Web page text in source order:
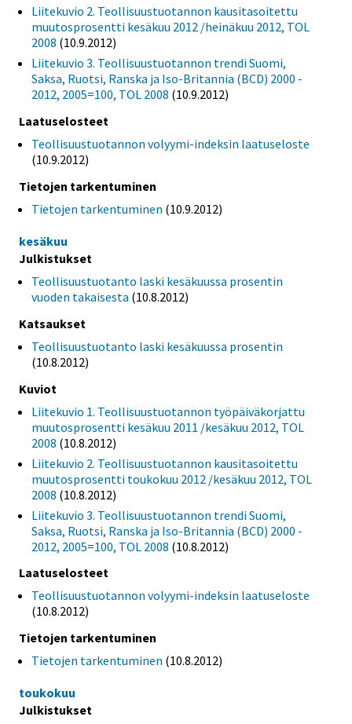
Liitekuvio 2. Teollisuustuotannon kausitasoitettu
muutosprosentti kesäkuu 2012 /heinäkuu 2012, TOL
2008 (10.9.2012)
Liitekuvio 3. Teollisuustuotannon trendi Suomi,
Saksa, Ruotsi, Ranska ja Iso-Britannia (BCD) 2000 -
2012, 2005=100, TOL 2008 (10.9.2012)
Laatuselosteet
Teollisuustuotannon volyymi-indeksin laatuseloste
(10.9.2012)
Tietojen tarkentuminen
Tietojen tarkentuminen (10.9.2012)
kesäkuu
Julkistukset
Teollisuustuotanto laski kesäkuussa prosentin
vuoden takaisesta (10.8.2012)
Katsaukset
Teollisuustuotanto laski kesäkuussa prosentin
(10.8.2012)
Kuviot
Liitekuvio 1. Teollisuustuotannon työpäiväkorjattu
muutosprosentti kesäkuu 2011 /kesäkuu 2012, TOL
2008 (10.8.2012)
Liitekuvio 2. Teollisuustuotannon kausitasoitettu
muutosprosentti toukokuu 2012 /kesäkuu 2012, TOL
2008 (10.8.2012)
Liitekuvio 3. Teollisuustuotannon trendi Suomi,
Saksa, Ruotsi, Ranska ja Iso-Britannia (BCD) 2000 -
2012, 2005=100, TOL 2008 (10.8.2012)
Laatuselosteet
Teollisuustuotannon volyymi-indeksin laatuseloste
(10.8.2012)
Tietojen tarkentuminen
Tietojen tarkentuminen (10.8.2012)
toukokuu
Julkistukset